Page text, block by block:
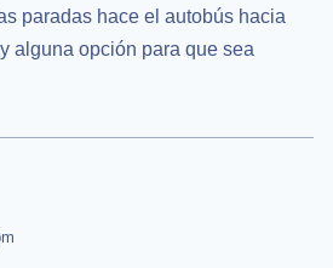
paradas hace el autobús hacia
alguna opción para que sea